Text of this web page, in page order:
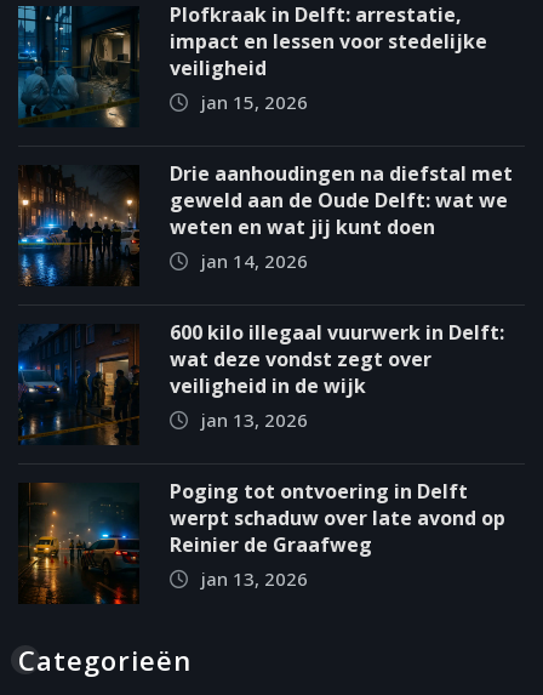
Plofkraak in Delft: arrestatie,
impact en lessen voor stedelijke
veiligheid
jan 15, 2026
Drie aanhoudingen na diefstal met
geweld aan de Oude Delft: wat we
weten en wat jij kunt doen
jan 14, 2026
600 kilo illegaal vuurwerk in Delft:
wat deze vondst zegt over
veiligheid in de wijk
jan 13, 2026
Poging tot ontvoering in Delft
werpt schaduw over late avond op
Reinier de Graafweg
jan 13, 2026
Categorieën